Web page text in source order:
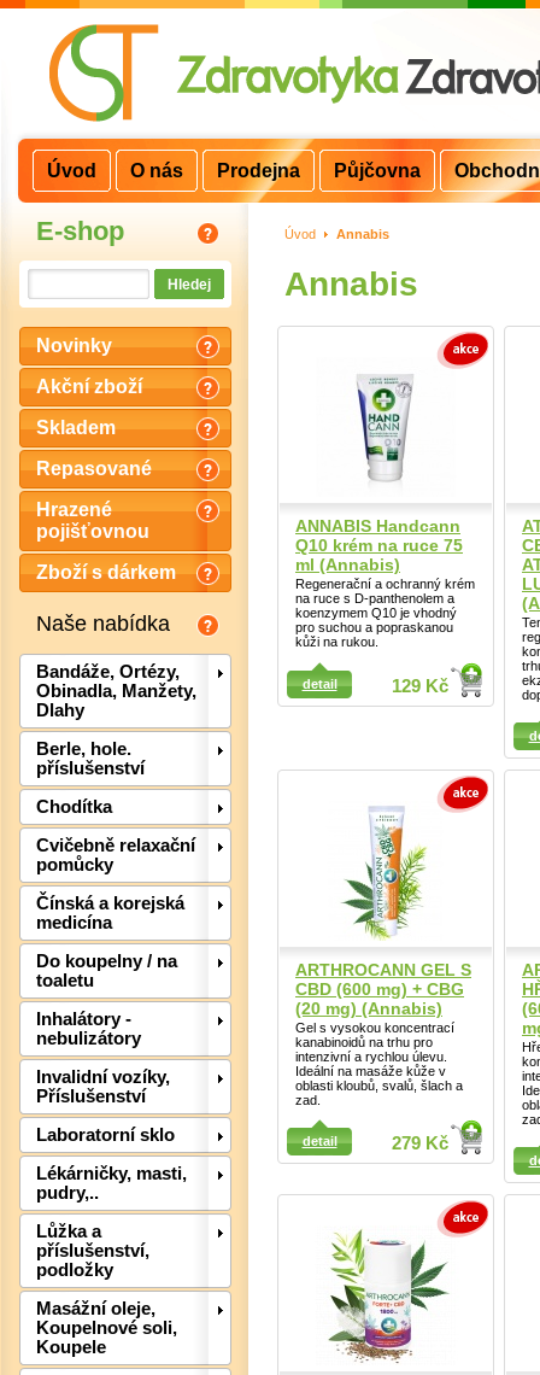
E-shop
Novinky
Akční zboží
Skladem
Repasované
Hrazené
pojišťovnou
Zboží s dárkem
Naše nabídka
Bandáže, Ortézy,
Obinadla, Manžety,
Dlahy
Berle, hole.
příslušenství
Chodítka
Cvičebně relaxační
pomůcky
Čínská a korejská
medicína
Do koupelny / na
toaletu
Inhalátory -
nebulizátory
Invalidní vozíky,
Příslušenství
Laboratorní sklo
Lékárničky, masti,
pudry,..
Lůžka a
příslušenství,
podložky
Masážní oleje,
Koupelnové soli,
Koupele
Úvod > Annabis
Annabis
ANNABIS Handcann
Q10 krém na ruce 75
ml (Annabis)
Regenerační a ochranný krém
na ruce s D-panthenolem a
koenzymem Q10 je vhodný
pro suchou a popraskanou
kůži na rukou.
129 Kč
detail
Detail
Detail
ARTHROCANN GEL S
CBD (600 mg) + CBG
(20 mg) (Annabis)
Gel s vysokou koncentrací
kanabinoidů na trhu pro
intenzivní a rychlou úlevu.
Ideální na masáže kůže v
oblasti kloubů, svalů, šlach a
zad.
279 Kč
detail
Detail
Detail
Úvod O nás Prodejna Půjčovna